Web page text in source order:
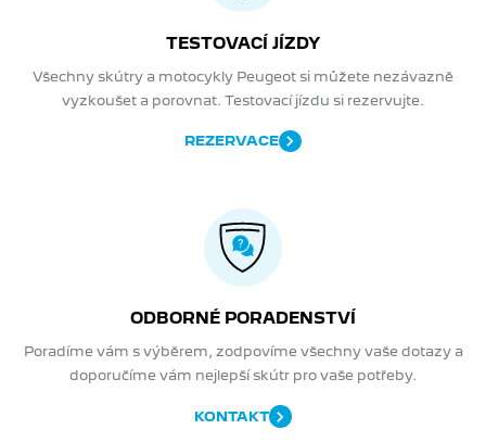
TESTOVACÍ JÍZDY
Všechny skútry a motocykly Peugeot si můžete nezávazně
vyzkoušet a porovnat. Testovací jízdu si rezervujte.
REZERVACE
ODBORNÉ PORADENSTVÍ
Poradíme vám s výběrem, zodpovíme všechny vaše dotazy a
doporučíme vám nejlepší skútr pro vaše potřeby.
KONTAKT